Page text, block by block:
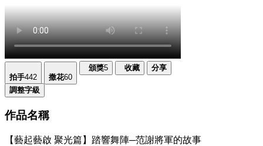
拍手442 撒花60
頒獎5 收藏 分享
調整字級
作品名稱
【藝起藝啟 聚光篇】踏響舞陣─范謝將軍的故事